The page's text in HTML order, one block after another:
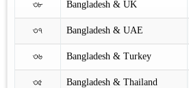
৩৮ Bangladesh & UK
৩৭ Bangladesh & UAE
৩৬ Bangladesh & Turkey
৩৫ Bangladesh & Thailand